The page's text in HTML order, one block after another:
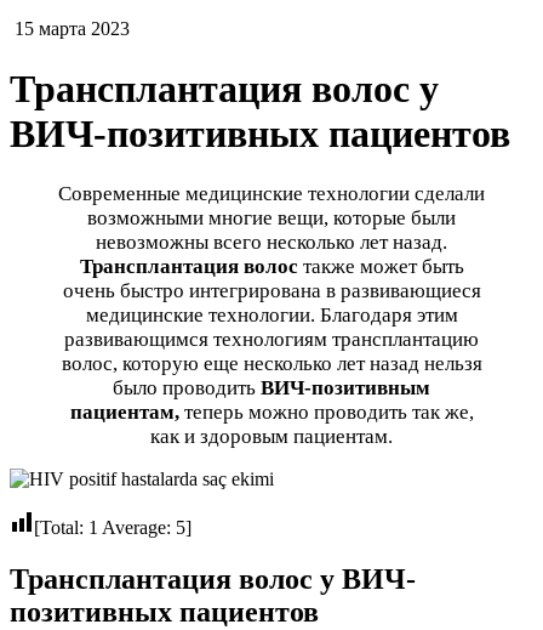
15 марта 2023
Трансплантация волос у
ВИЧ-позитивных пациентов
Современные медицинские технологии сделали
возможными многие вещи, которые были
невозможны всего несколько лет назад.
Трансплантация волос также может быть
очень быстро интегрирована в развивающиеся
медицинские технологии. Благодаря этим
развивающимся технологиям трансплантацию
волос, которую еще несколько лет назад нельзя
было проводить ВИЧ-позитивным
пациентам,теперь можно проводить так же,
как и здоровым пациентам.
[Total: 1 Average: 5]
Трансплантация волос у ВИЧ-
позитивных пациентов